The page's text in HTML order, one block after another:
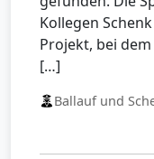
Kollegen
Projekt, bei
[…]
Ballauf und